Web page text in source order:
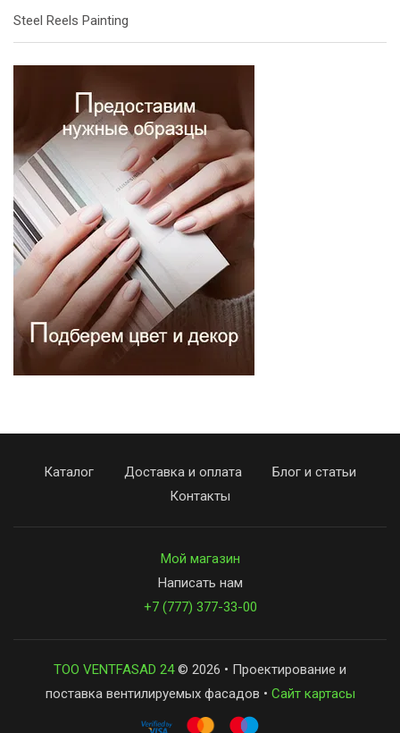
Steel Reels Painting
Каталог Доставка и оплата
Блог и статьи
Контакты
Мой магазин
Написать нам
+7 (777) 377-33-00
ТОО VENTFASAD 24© 2026 • Проектирование и
поставка вентилируемых фасадов • Сайт картасы